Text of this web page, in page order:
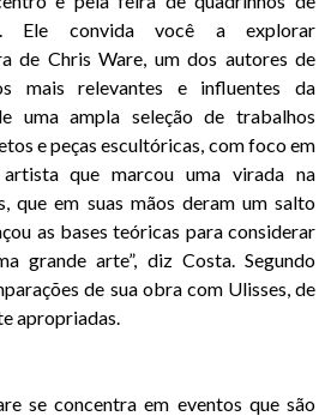
Ele convida você a explorar
de Chris Ware, um dos autores de
mais relevantes e influentes da
uma ampla seleção de trabalhos
e peças escultóricas, com foco em
que marcou uma virada na
que em suas mãos deram um salto
as bases teóricas para considerar
grande arte”, diz Costa. Segundo
de sua obra com Ulisses, de
apropriadas.
se concentra em eventos que são